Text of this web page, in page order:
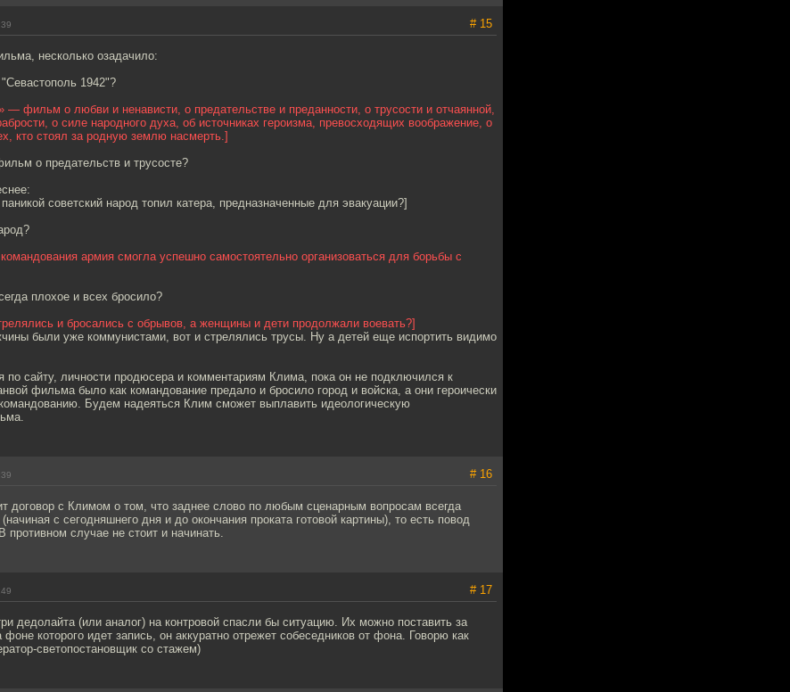
# 15
несколько озадачило:
1942"?
— фильм о любви и ненависти, о предательстве и преданности, о трусости и отчаянной,
о силе народного духа, об источниках героизма, превосходящих воображение, о
кто стоял за родную землю насмерть.]
о предательств и трусосте?
советский народ топил катера, предназначенные для эвакуации?]
командования армия смогла успешно самостоятельно организоваться для борьбы с
плохое и всех бросило?
и бросались с обрывов, а женщины и дети продолжали воевать?]
были уже коммунистами, вот и стрелялись трусы. Ну а детей еще испортить видимо
по сайту, личности продюсера и комментариям Клима, пока он не подключился к
фильма было как командование предало и бросило город и войска, а они героически
Будем надеяться Клим сможет выплавить идеологическую
# 16
договор с Климом о том, что заднее слово по любым сценарным вопросам всегда
с сегодняшнего дня и до окончания проката готовой картины), то есть повод
противном случае не стоит и начинать.
# 17
дедолайта (или аналог) на контровой спасли бы ситуацию. Их можно поставить за
которого идет запись, он аккуратно отрежет собеседников от фона. Говорю как
светопостановщик со стажем)